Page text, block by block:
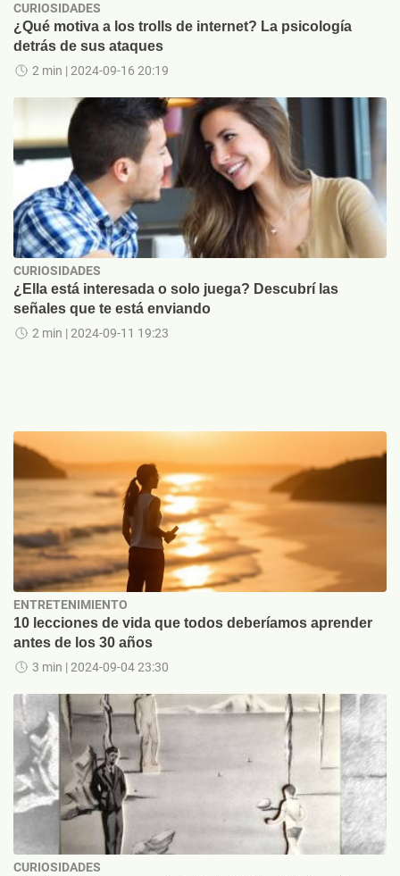
CURIOSIDADES
¿Qué motiva a los trolls de internet? La psicología
detrás de sus ataques
2 min | 2024-09-16 20:19
CURIOSIDADES
¿Ella está interesada o solo juega? Descubrí las
señales que te está enviando
2 min | 2024-09-11 19:23
ENTRETENIMIENTO
10 lecciones de vida que todos deberíamos aprender
antes de los 30 años
3 min | 2024-09-04 23:30
CURIOSIDADES